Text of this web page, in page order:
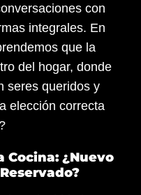
con
integrales. En
que la
del hogar, donde
seres queridos y
elección correcta
Cocina: ¿Nuevo